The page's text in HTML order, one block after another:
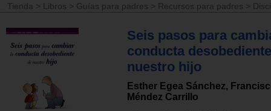
Tienda > Libros > Guías para padres > Recursos para padres >
Seis pasos para
conducta
nuestro hijo
Esther Egea Sánchez,
Méndez Carrillo